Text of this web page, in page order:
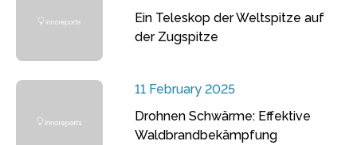
Ein Teleskop der Weltspitze auf
der Zugspitze
11 February 2025
Drohnen Schwärme: Effektive
Waldbrandbekämpfung